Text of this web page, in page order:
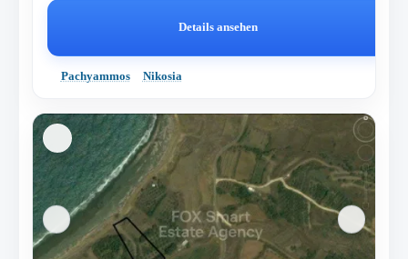
Details ansehen
Pachyammos Nikosia